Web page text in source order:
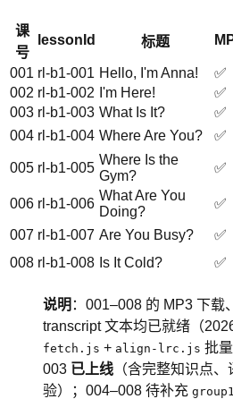
课
号
lessonId 标题
001 rl-b1-001 Hello, I'm Anna! ✅
002 rl-b1-002 I'm Here! ✅
003 rl-b1-003 What Is It? ✅
004 rl-b1-004 Where Are You? ✅
005 rl-b1-005
Where Is the
Gym?
✅
006 rl-b1-006
What Are You
Doing?
✅
007 rl-b1-007 Are You Busy? ✅
008 rl-b1-008 Is It Cold? ✅
说明 ：001–008 的 MP3 下载
transcript 文本均已就绪（
fetch.js + align-lrc.js 批
003 已上线 （含完整知识点
验）；004–008 待补充